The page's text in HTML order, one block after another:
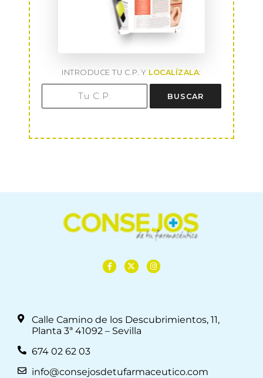
INTRODUCE TU C.P. Y LOCALÍZALA:
BUSCAR
Calle Camino de los Descubrimientos, 11,
Planta 3ª 41092 – Sevilla
674 02 62 03
info@consejosdetufarmaceutico.com